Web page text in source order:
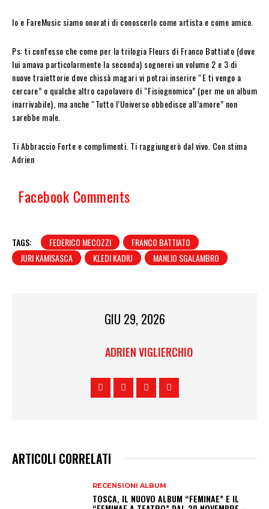
Io e FareMusic siamo onorati di conoscerlo come artista e come amico.
Ps: ti confesso che come per la trilogia Fleurs di Franco Battiato (dove
lui amava particolarmente la seconda) sognerei un volume 2 e 3 di
nuove traiettorie dove chissà magari vi potrai inserire “E ti vengo a
cercare” o qualche altro capolavoro di “Fisiognomica” (per me un album
inarrivabile), ma anche “Tutto l’Universo obbedisce all’amore” non
sarebbe male.
Ti Abbraccio Forte e complimenti. Ti raggiungerò dal vivo. Con stima
Adrien
Facebook Comments
TAGS: FEDERICO MECOZZI
FRANCO BATTIATO
JURI KAMISASCA
KLEDI KADIU MANLIO SGALAMBRO
GIU 29, 2026
ADRIEN VIGLIERCHIO
ARTICOLI CORRELATI
RECENSIONI ALBUM
TOSCA, IL NUOVO ALBUM “FEMINAE” E IL